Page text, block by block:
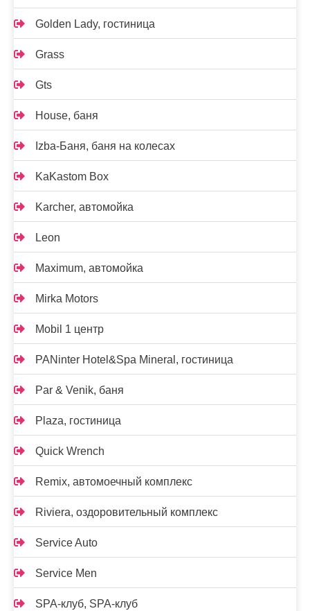
Golden Lady, гостиница
Grass
Gts
House, баня
Izba-Баня, баня на колесах
KaKastom Box
Karcher, автомойка
Leon
Maximum, автомойка
Mirka Motors
Mobil 1 центр
PANinter Hotel&Spa Mineral, гостиница
Par & Venik, баня
Plaza, гостиница
Quick Wrench
Remix, автомоечный комплекс
Riviera, оздоровительный комплекс
Service Auto
Service Men
SPA-клуб, SPA-клуб